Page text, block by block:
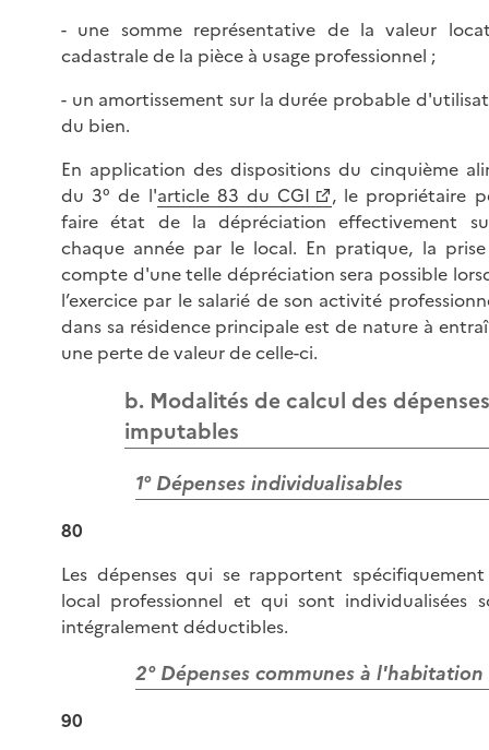
- une somme représentative de la valeur
cadastrale de la pièce à usage professionnel ;
- un amortissement sur la durée probable
du bien.
En application des dispositions du cinquième
du 3° de l'article 83 du CGI
, le propriétaire
faire état de la dépréciation effectivement
chaque année par le local. En pratique, la
compte d'une telle dépréciation sera possible
l’exercice par le salarié de son activité
dans sa résidence principale est de nature à
une perte de valeur de celle-ci.
b. Modalités de calcul des dépenses
imputables
1° Dépenses individualisables
80
Les dépenses qui se rapportent
local professionnel et qui sont individualisées
intégralement déductibles.
2° Dépenses communes à l'habitation
90